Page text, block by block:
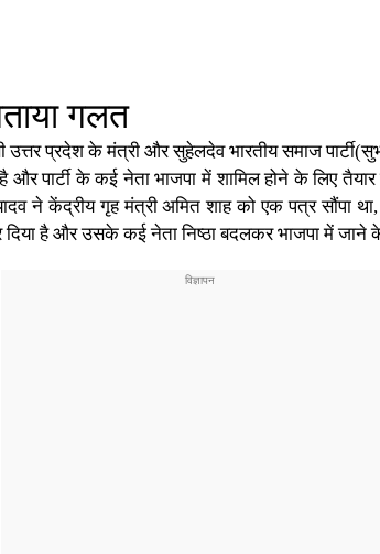
गलत
उत्तर प्रदेश के मंत्री और सुहेलदेव भारतीय समाज
और पार्टी के कई नेता भाजपा में शामिल होने के लिए तैयार
ने केंद्रीय गृह मंत्री अमित शाह को एक पत्र सौंपा था,
है और उसके कई नेता निष्ठा बदलकर भाजपा में जाने